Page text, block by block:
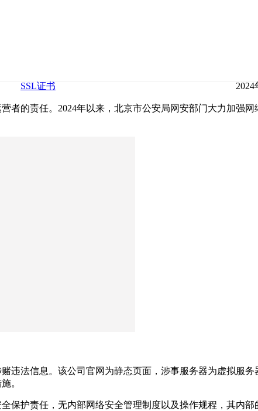
SSL证书 2024
者的责任。2024年以来，北京市公安局网安部门大力加强
违法信息。该公司官网为静态页面，涉事服务器为虚拟服
。
保护责任，无内部网络安全管理制度以及操作规程，其内